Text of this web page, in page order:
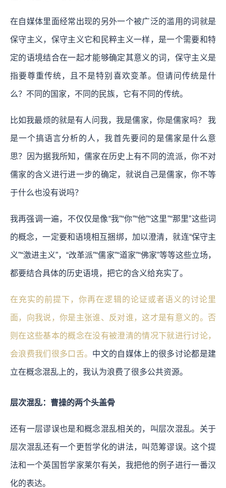
在自媒体里面经常出现的另外一个被广泛的滥用的词就是
保守主义，保守主义它和民粹主义一样，是一个需要和特
定的语境结合在一起才能够确定其意义的词，保守主义是
指要尊重传统，且不是特别喜欢变革。但请问传统是什
么？不同的国家，不同的民族，它有不同的传统。
比如我最烦的就是有人问我，我是儒家，你是儒家吗？ 我
是一个搞语言分析的人，我首先要问的是儒家是什么意
思？因为据我所知，儒家在历史上有不同的流派，你不对
儒家的含义进行进一步的确定，就说自己是儒家，你不等
于什么也没有说吗？
我再强调一遍，不仅仅是像“我”“你”“他”“这里”“那里”这些词
的概念，一定要和语境相互捆绑，加以澄清，就连“保守主
义”“激进主义”，“改革派”“儒家”“道家”“佛家”等等这些立场，
都要结合具体的历史语境，把它的含义给充实了。
在充实的前提下，你再在逻辑的论证或者语义的讨论里
面，向我说，你是主张谁、反对谁，这才是有意义的。否
则在这些基本的概念在没有被澄清的情况下就进行讨论，
会浪费我们很多口舌。 中文的自媒体上的很多讨论都是建
立在概念混乱上的，我认为浪费了很多公共资源。
层次混乱：曹操的两个头盖骨
还有一层谬误也是和概念混乱相关的，叫层次混乱。关于
层次混乱还有一个更哲学化的讲法，叫范筹谬误。这个提
法和一个英国哲学家莱尔有关，我把他的例子进行一番汉
化的表达。